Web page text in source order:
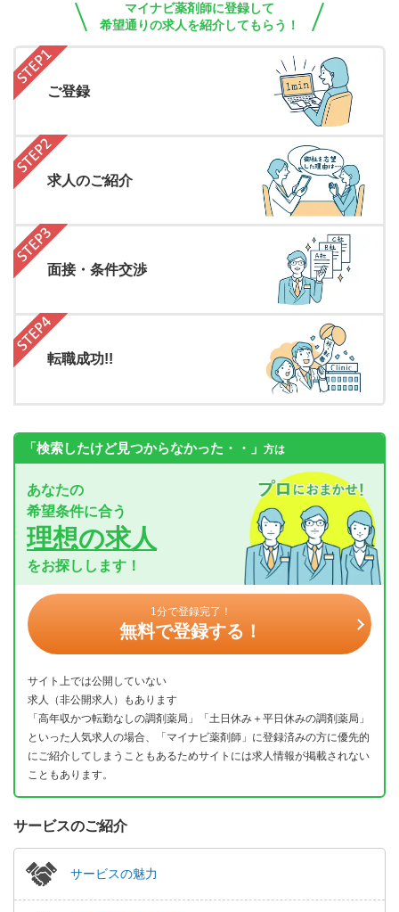
マイナビ薬剤師に登録して
希望通りの求人を紹介してもらう！
ご登録
求人のご紹介
面接・条件交渉
転職成功!!
「検索したけど見つからなかった・・」 方は
あなたの
希望条件に合う
理想の求人
をお探しします！
1分で登録完了！
無料で登録する！
サイト上では公開していない
求人（非公開求人）もあります
「高年収かつ転勤なしの調剤薬局」「土日休み＋平日休みの調剤薬局」
といった人気求人の場合、「マイナビ薬剤師」に登録済みの方に優先的
にご紹介してしまうこともあるためサイトには求人情報が掲載されない
こともあります。
サービスのご紹介
サービスの魅力